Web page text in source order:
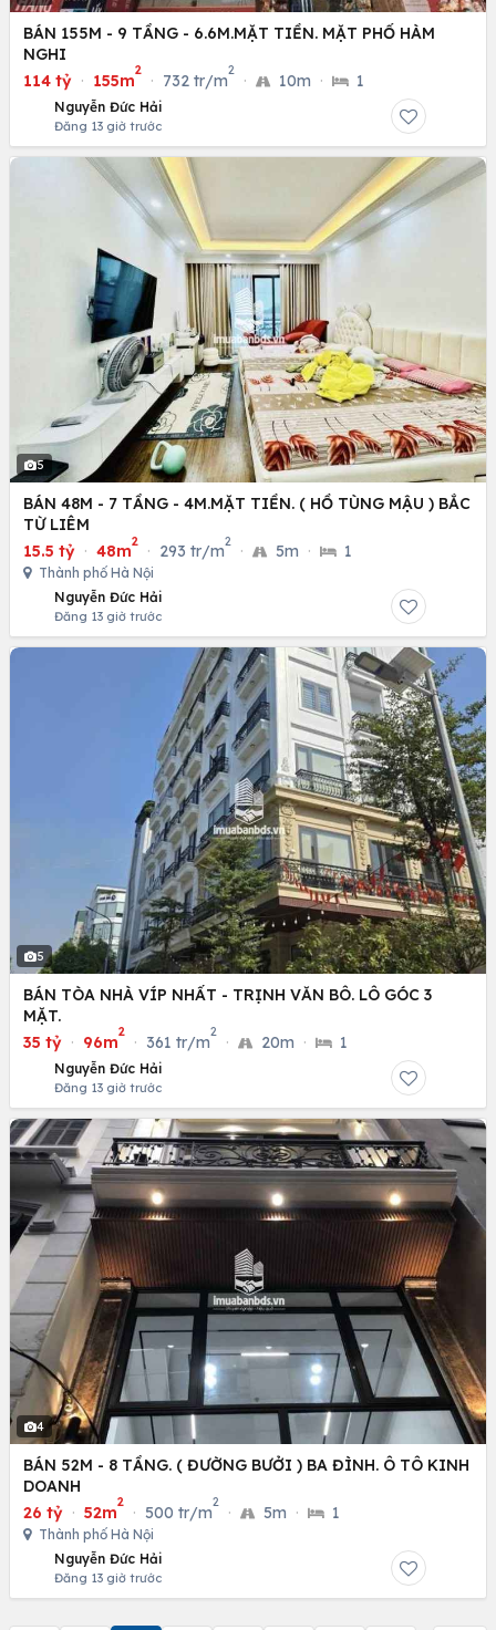
BÁN 155M - 9 TẦNG - 6.6M.MẶT TIỀN. MẶT PHỐ HÀM
NGHI
114 tỷ · 155m
2
· 732 tr/m
2
· 10m · 1
Nguyễn Đức Hải
Đăng 13 giờ trước
5
BÁN 48M - 7 TẦNG - 4M.MẶT TIỀN. ( HỒ TÙNG MẬU ) BẮC
TỪ LIÊM
15.5 tỷ · 48m
2
· 293 tr/m
2
· 5m · 1
Thành phố Hà Nội
Nguyễn Đức Hải
Đăng 13 giờ trước
5
BÁN TÒA NHÀ VÍP NHẤT - TRỊNH VĂN BÔ. LÔ GÓC 3
MẶT.
35 tỷ · 96m
2
· 361 tr/m
2
· 20m · 1
Nguyễn Đức Hải
Đăng 13 giờ trước
4
BÁN 52M - 8 TẦNG. ( ĐƯỜNG BƯỞI ) BA ĐÌNH. Ô TÔ KINH
DOANH
26 tỷ · 52m
2
· 500 tr/m
2
· 5m · 1
Thành phố Hà Nội
Nguyễn Đức Hải
Đăng 13 giờ trước